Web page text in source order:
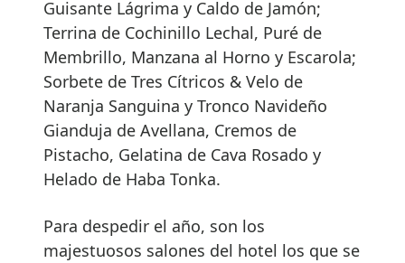
Guisante Lágrima y Caldo de Jamón;
Terrina de Cochinillo Lechal, Puré de
Membrillo, Manzana al Horno y Escarola;
Sorbete de Tres Cítricos & Velo de
Naranja Sanguina y Tronco Navideño
Gianduja de Avellana, Cremos de
Pistacho, Gelatina de Cava Rosado y
Helado de Haba Tonka.
Para despedir el año, son los
majestuosos salones del hotel los que se